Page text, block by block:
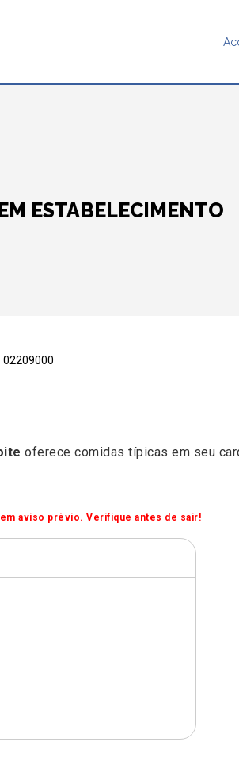
ESTABELECIMENTO
02209000
oferece comidas típicas em seu
aviso prévio. Verifique antes de sair!